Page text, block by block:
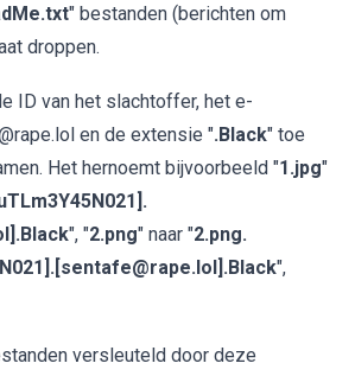
" bestanden (berichten om
droppen.
ID van het slachtoffer, het e-
en de extensie ".Black" toe
Het hernoemt bijvoorbeeld "1.jpg"
", "2.png" naar "2.png.
",
versleuteld door deze